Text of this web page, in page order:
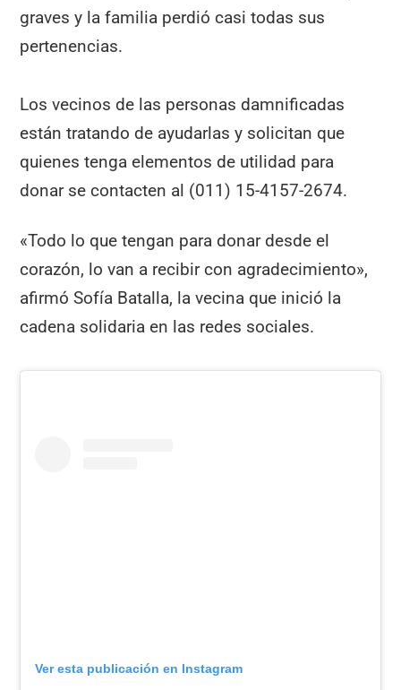
graves y la familia perdió casi todas sus
pertenencias.
Los vecinos de las personas damnificadas
están tratando de ayudarlas y solicitan que
quienes tenga elementos de utilidad para
donar se contacten al (011) 15-4157-2674.
«Todo lo que tengan para donar desde el
corazón, lo van a recibir con agradecimiento»,
afirmó Sofía Batalla, la vecina que inició la
cadena solidaria en las redes sociales.
Ver esta publicación en Instagram